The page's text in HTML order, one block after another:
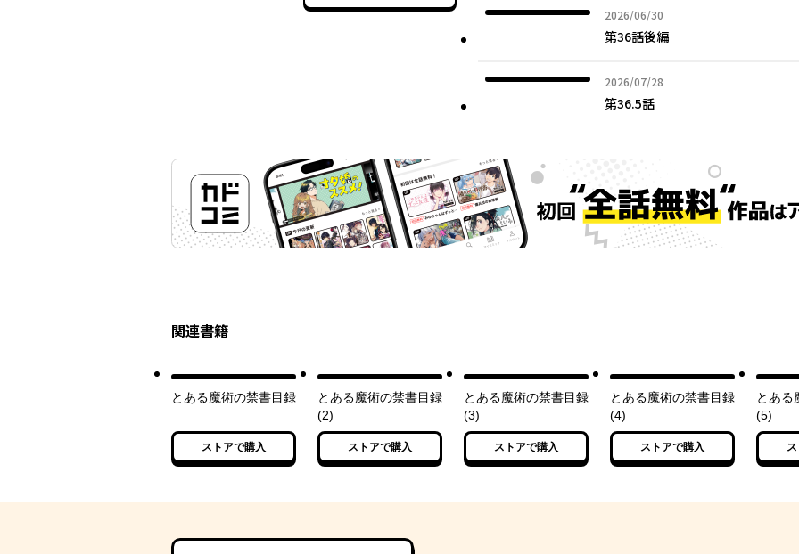
2026/06/30
2026年06月30日
第36話後編
2026/07/28
2026年07月28日
第36.5話
関連書籍
とある魔術の禁書目録
ストアで購入
とある魔術の禁書目録
(2)
ストアで購入
とある魔術の禁書目録
(3)
ストアで購入
とある魔術の禁書目録
(4)
ストアで購入
とある
(5)